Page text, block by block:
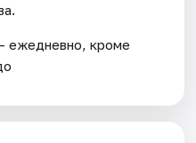
ежедневно, кроме